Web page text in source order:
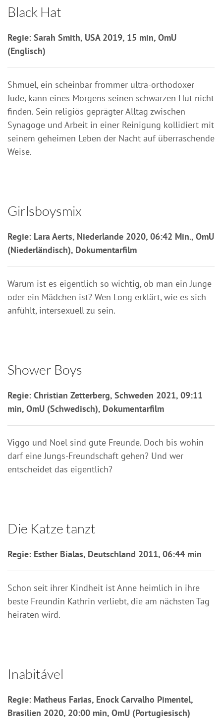
Black Hat
Regie: Sarah Smith, USA 2019, 15 min, OmU
(Englisch)
Shmuel, ein scheinbar frommer ultra-orthodoxer
Jude, kann eines Morgens seinen schwarzen Hut nicht
finden. Sein religiös geprägter Alltag zwischen
Synagoge und Arbeit in einer Reinigung kollidiert mit
seinem geheimen Leben der Nacht auf überraschende
Weise.
Girlsboysmix
Regie: Lara Aerts, Niederlande 2020, 06:42 Min., OmU
(Niederländisch), Dokumentarfilm
Warum ist es eigentlich so wichtig, ob man ein Junge
oder ein Mädchen ist? Wen Long erklärt, wie es sich
anfühlt, intersexuell zu sein.
Shower Boys
Regie: Christian Zetterberg, Schweden 2021, 09:11
min, OmU (Schwedisch), Dokumentarfilm
Viggo und Noel sind gute Freunde. Doch bis wohin
darf eine Jungs-Freundschaft gehen? Und wer
entscheidet das eigentlich?
Die Katze tanzt
Regie: Esther Bialas, Deutschland 2011, 06:44 min
Schon seit ihrer Kindheit ist Anne heimlich in ihre
beste Freundin Kathrin verliebt, die am nächsten Tag
heiraten wird.
Inabitável
Regie: Matheus Farias, Enock Carvalho Pimentel,
Brasilien 2020, 20:00 min, OmU (Portugiesisch)